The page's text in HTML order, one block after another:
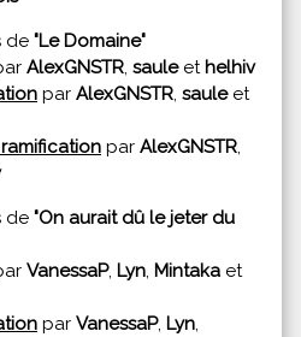
de "Le Domaine"
AlexGNSTR, sauleet helhiv
par AlexGNSTR, sauleet
par AlexGNSTR,
de "On aurait dû le jeter du
VanessaP, Lyn, Mintaka et
par VanessaP, Lyn,